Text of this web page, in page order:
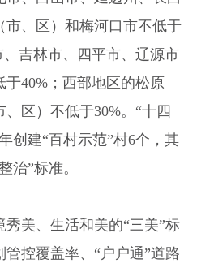
市、区）和梅河口市不低于
、吉林市、四平市、辽源市
于40% ；西部地区的松原
、区）不低于30%。“十四
创建“百村示范”村6个，其
治”标准。
美、生活和美的“三美”标
控覆盖率、“户户通”道路